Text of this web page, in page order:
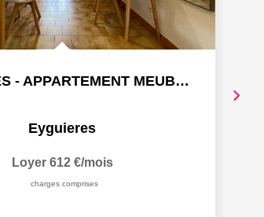
EYGUIERES - APPARTEMENT MEUBLE T2 + CAVE 31,88 m2
Eyguieres
Loyer 612 €/mois
charges comprises